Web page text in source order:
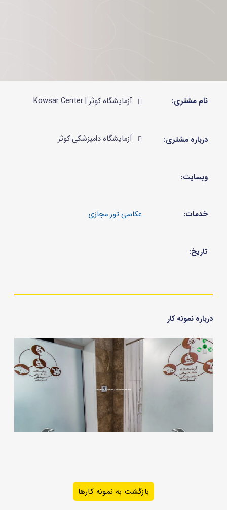
نام مشتری: آزمایشگاه کوثر | Kowsar Center
درباره مشتری: آزمایشگاه دامپزشکی کوثر
وبسایت:
خدمات:
تاریخ:
درباره نمونه کار
بازگشت به نمونه کارها